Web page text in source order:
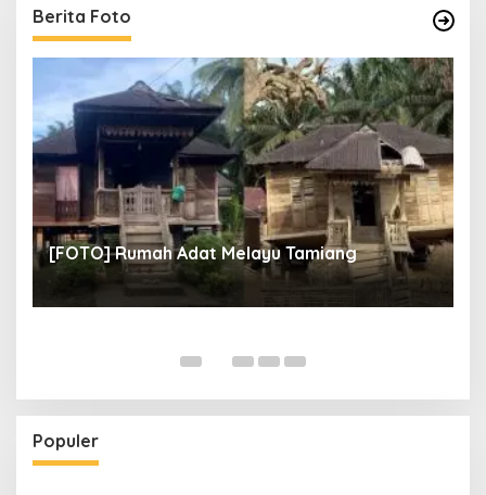
Berita Foto
[FOTO] Rumah Adat Melayu Tamiang
Populer